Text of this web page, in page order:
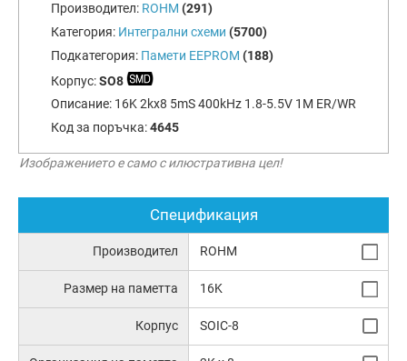
Производител: ROHM (291)
Категория: Интегрални схеми (5700)
Подкатегория: Памети EEPROM (188)
Корпус:SO8
Описание: 16K 2kx8 5mS 400kHz 1.8-5.5V 1M ER/WR
Код за поръчка:4645
Изображението е само с илюстративна цел!
Спецификация
Производител ROHM
Размер на паметта 16K
Корпус SOIC-8